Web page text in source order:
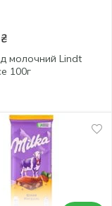
₴
молочний Lindt
100г